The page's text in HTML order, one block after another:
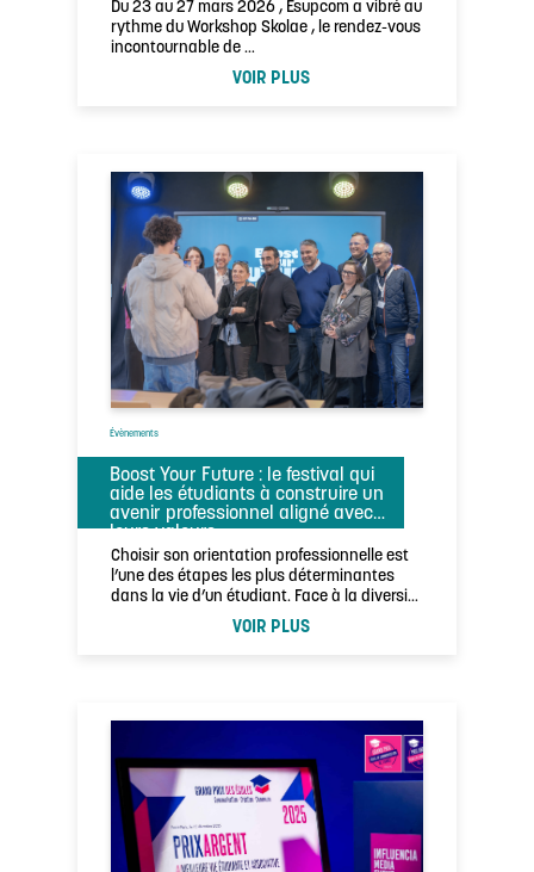
Du 23 au 27 mars 2026 , Esupcom a vibré au
rythme du Workshop Skolae , le rendez-vous
incontournable de …
VOIR PLUS
Évènements
Boost Your Future : le festival qui
aide les étudiants à construire un
avenir professionnel aligné avec
leurs valeurs
Choisir son orientation professionnelle est
l’une des étapes les plus déterminantes
dans la vie d’un étudiant. Face à la diversité
VOIR PLUS